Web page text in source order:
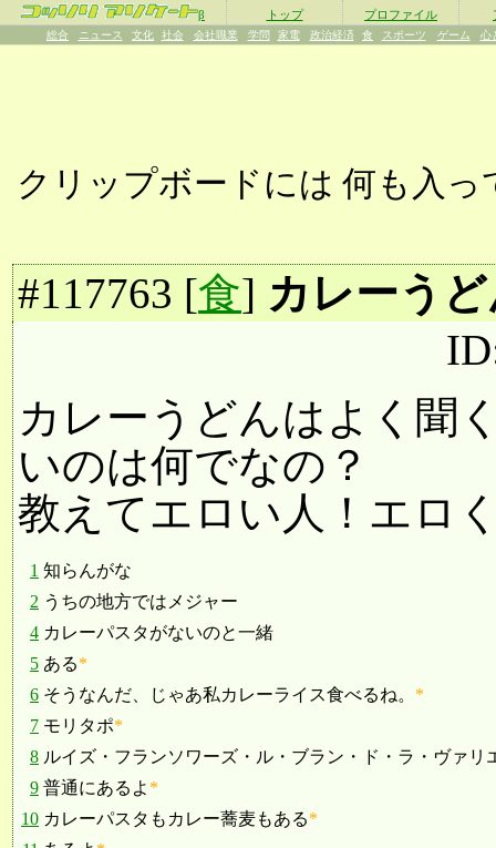
β トップ プロファイル
総合 ニュース 文化 社会 会社職業 学問 家電 政治経済 食 スポーツ ゲーム 心
クリップボードには 何も入っ
#117763 [食] カレーう
カレーうどんはよく聞
いのは何でなの？
教えてエロい人！エロ
1 知らんがな
2 うちの地方ではメジャー
4 カレーパスタがないのと一緒
5 ある*
6 そうなんだ、じゃあ私カレーライス食べるね。 *
7 モリタポ*
8 ルイズ・フランソワーズ・ル・ブラン・ド・ラ・ヴァリ
9 普通にあるよ *
10 カレーパスタもカレー蕎麦もある*